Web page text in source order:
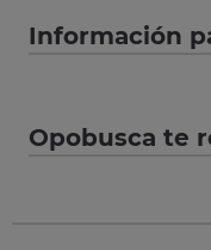
Información
Opobusca te